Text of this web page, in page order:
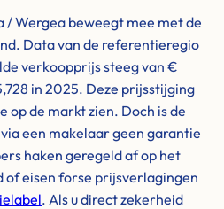
/ Wergea beweegt mee met de
Data van de referentieregio
verkoopprijs steeg van €
in 2025. Deze prijsstijging
op de markt zien. Doch is de
een makelaar geen garantie
haken geregeld af op het
eisen forse prijsverlagingen
. Als u direct zekerheid